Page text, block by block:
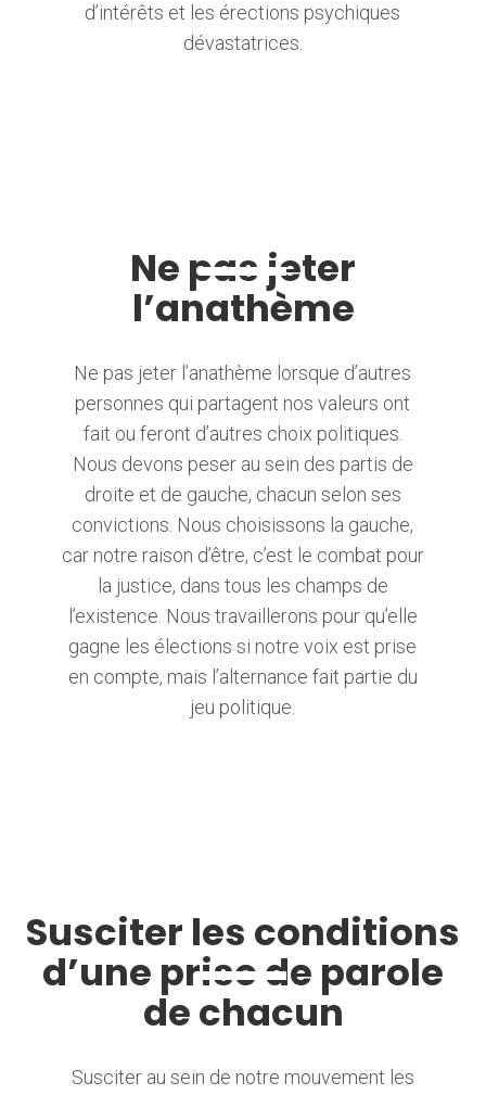
d’intérêts et les érections psychiques
dévastatrices.
Ne pas jeter
l’anathème
Ne pas jeter l’anathème lorsque d’autres
personnes qui partagent nos valeurs ont
fait ou feront d’autres choix politiques.
Nous devons peser au sein des partis de
droite et de gauche, chacun selon ses
convictions. Nous choisissons la gauche,
car notre raison d’être, c’est le combat pour
la justice, dans tous les champs de
l’existence. Nous travaillerons pour qu’elle
gagne les élections si notre voix est prise
en compte, mais l’alternance fait partie du
jeu politique.
Susciter les conditions
d’une prise de parole
de chacun
Susciter au sein de notre mouvement les